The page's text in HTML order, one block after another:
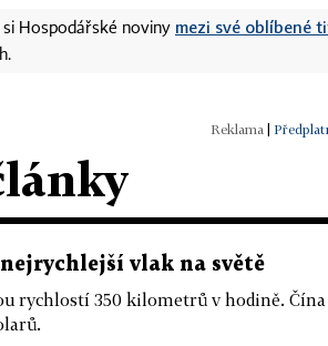
si Hospodářské noviny mezi své oblíbené
vlak na světě
rychlostí 350 kilometrů v hodině.